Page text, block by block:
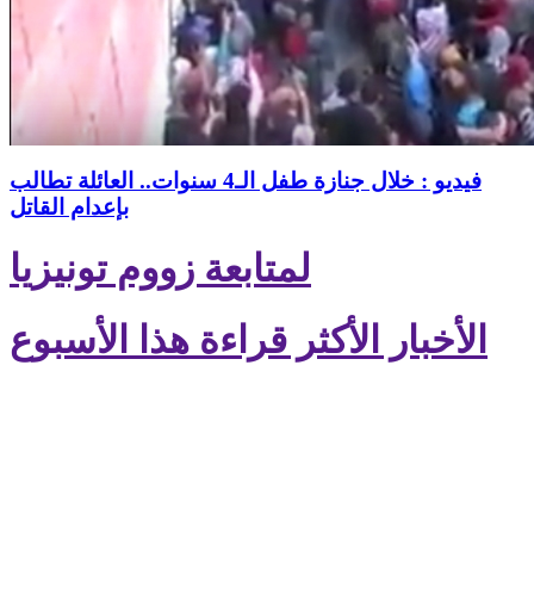
فيديو : خلال جنازة طفل الـ4 سنوات.. العائلة تطالب
بإعدام القاتل
لمتابعة زووم تونيزيا
الأخبار الأكثر قراءة هذا الأسبوع